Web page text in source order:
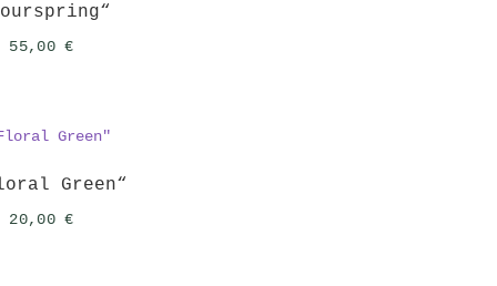
Ursprünglicher
€
55,00€Aktueller
55,00 €.
Green“
Ursprünglicher
20,00€Aktueller